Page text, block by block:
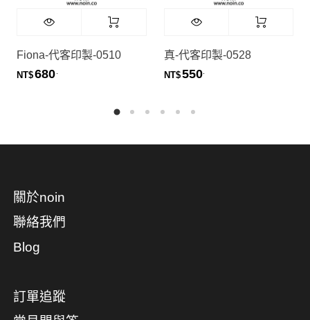
Fiona-代客印製-0510
NT$680
真-代客印製-0528
NT$550
關於noin
聯絡我們
Blog
訂單追蹤